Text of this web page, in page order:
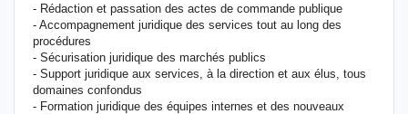
- Rédaction et passation des actes de commande publique
- Accompagnement juridique des services tout au long des
procédures
- Sécurisation juridique des marchés publics
- Support juridique aux services, à la direction et aux élus, tous
domaines confondus
- Formation juridique des équipes internes et des nouveaux